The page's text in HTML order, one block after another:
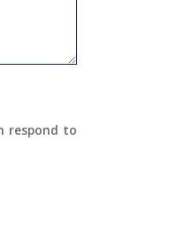
respond to